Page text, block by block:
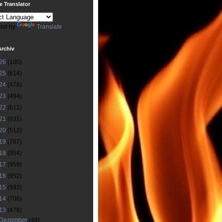
Translator
by Translate
(100)
(614)
(478)
(494)
(611)
(631)
(512)
(787)
(954)
(959)
(952)
(993)
(706)
(478)
(48)